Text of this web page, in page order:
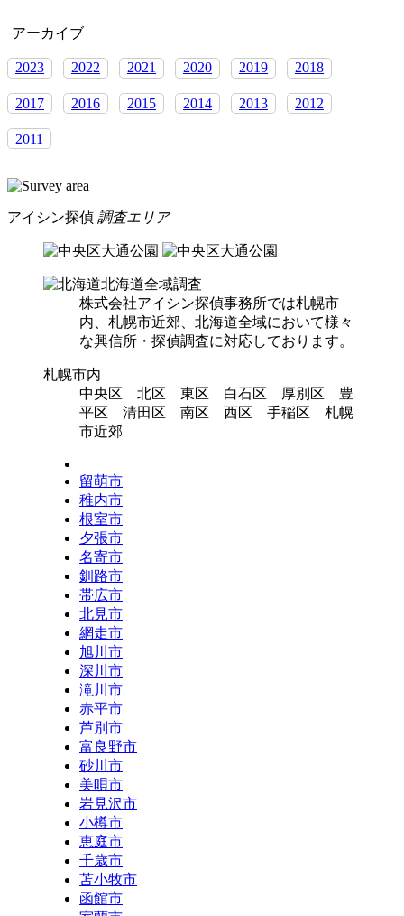
アーカイブ
2023 2022 2021 2020 2019 2018
2017 2016 2015 2014 2013 2012
2011
アイシン探偵 調査エリア
北海道全域調査
株式会社アイシン探偵事務所では札幌市
内、札幌市近郊、北海道全域において様々
な興信所・探偵調査に対応しております。
札幌市内
中央区 北区 東区 白石区 厚別区 豊
平区 清田区 南区 西区 手稲区 札幌
市近郊
留萌市
稚内市
根室市
夕張市
名寄市
釧路市
帯広市
北見市
網走市
旭川市
深川市
滝川市
赤平市
芦別市
富良野市
砂川市
美唄市
岩見沢市
小樽市
恵庭市
千歳市
苫小牧市
函館市